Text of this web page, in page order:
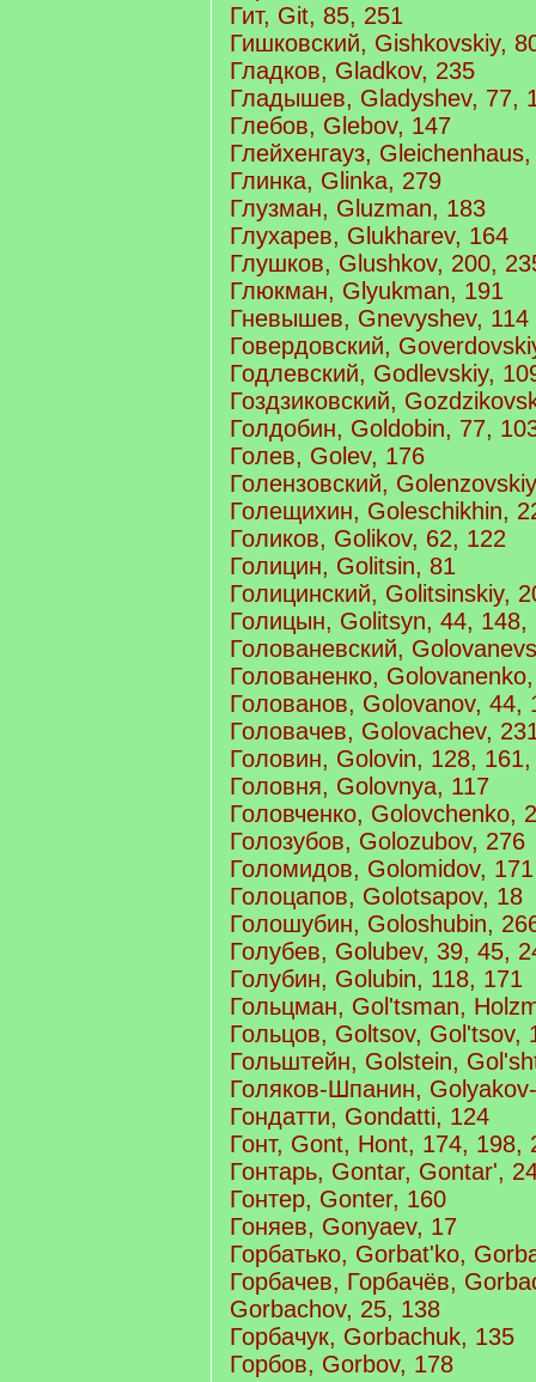
Гит, Git, 85, 251
Гишковский, Gishkovskiy,
Гладков, Gladkov, 235
Гладышев, Gladyshev, 77,
Глебов, Glebov, 147
Глейхенгауз,
Глинка, Glinka, 279
Глузман, Gluzman, 183
Глухарев, Glukharev, 164
Глушков, Glushkov, 200,
Глюкман, Glyukman, 191
Гневышев, Gnevyshev, 114
Говердовский,
Годлевский, Godlevskiy,
Гоздзиковский,
Голдобин, Goldobin, 77,
Голев, Golev, 176
Голензовский,
Голещихин, Goleschikhin,
Голиков, Golikov, 62, 122
Голицин, Golitsin, 81
Голицинский, Golitsinskiy,
Голицын, Golitsyn, 44, 148,
Голованевский,
Голованенко,
Голованов, Golovanov, 44,
Головачев, Golovachev,
Головин, Golovin, 128,
Головня, Golovnya, 117
Головченко, Golovchenko,
Голозубов, Golozubov, 276
Голомидов, Golomidov, 171
Голоцапов, Golotsapov, 18
Голошубин, Goloshubin,
Голубев, Golubev, 39, 45,
Голубин, Golubin, 118, 171
Гольцман, Gol'tsman,
Гольцов, Goltsov, Gol'tsov,
Гольштейн, Golstein,
Голяков-Шпанин,
Гондатти, Gondatti, 124
Гонт, Gont, Hont, 174, 198,
Гонтарь, Gontar, Gontar',
Гонтер, Gonter, 160
Гоняев, Gonyaev, 17
Горбатько, Gorbat'ko,
Горбачев, Горбачёв,
Gorbachov, 25, 138
Горбачук, Gorbachuk, 135
Горбов, Gorbov, 178